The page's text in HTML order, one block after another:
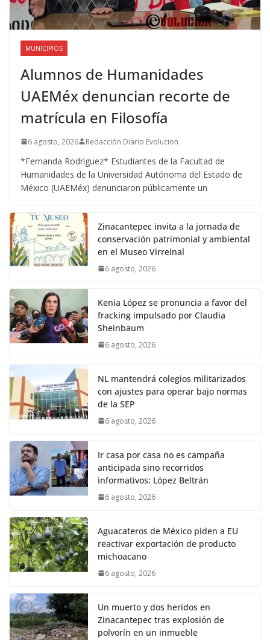
MUNICIPIOS
Alumnos de Humanidades
UAEMéx denuncian recorte de
matrícula en Filosofía
6 agosto, 2026 Redacción Diario Evolucion
*Fernanda Rodríguez* Estudiantes de la Facultad de
Humanidades de la Universidad Autónoma del Estado de
México (UAEMéx) denunciaron públicamente un
Zinacantepec invita a la jornada de
conservación patrimonial y ambiental
en el Museo Virreinal
6 agosto, 2026
Kenia López se pronuncia a favor del
fracking impulsado por Claudia
Sheinbaum
6 agosto, 2026
NL mantendrá colegios militarizados
con ajustes para operar bajo normas
de la SEP
6 agosto, 2026
Ir casa por casa no es campaña
anticipada sino recorridos
informativos: López Beltrán
6 agosto, 2026
Aguacateros de México piden a EU
reactivar exportación de producto
michoacano
6 agosto, 2026
Un muerto y dos heridos en
Zinacantepec tras explosión de
polvorín en un inmueble